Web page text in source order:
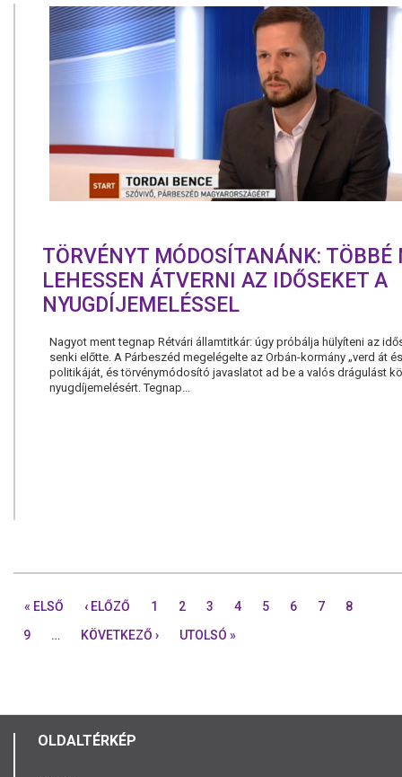
TÖRVÉNYT MÓDOSÍTANÁNK: TÖBBÉ
LEHESSEN ÁTVERNI AZ IDŐSEKET A
NYUGDÍJEMELÉSSEL
Nagyot ment tegnap Rétvári államtitkár: úgy próbálja hülyíteni az
senki előtte. A Párbeszéd megelégelte az Orbán-kormány „verd át
politikáját, és törvénymódosító javaslatot ad be a valós drágulást
nyugdíjemelésért. Tegnap...
« ELSŐ ‹ ELŐZŐ 1 2 3 4 5 6 7
8
9
… KÖVETKEZŐ › UTOLSÓ »
OLDALTÉRKÉP